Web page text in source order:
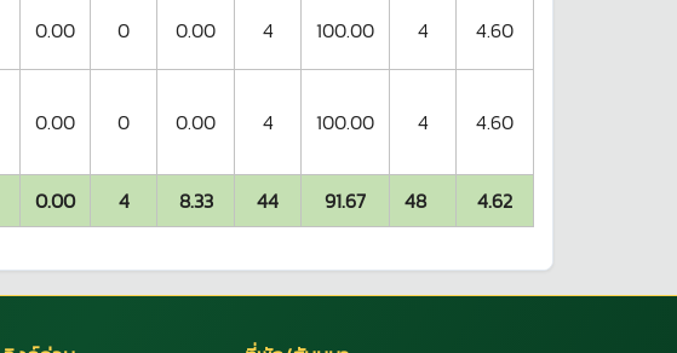
0.00 0 0.00 4 100.00 4 4.60
0.00 0 0.00 4 100.00 4 4.60
0.00 4 8.33 44 91.67 48 4.62